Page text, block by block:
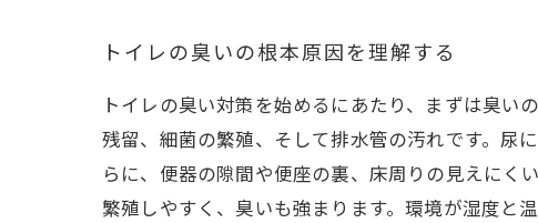
トイレの臭いの根本原因を理解する
トイレの臭い対策を始めるにあたり、まずは臭
残留、細菌の繁殖、そして排水管の汚れです。尿
らに、便器の隙間や便座の裏、床周りの見えにく
繁殖しやすく、臭いも強まります。環境が湿度と